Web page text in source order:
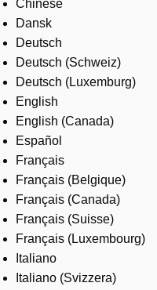
Services
About us
Where to buy
Contact us
Careers
Chinese
Dansk
Deutsch
Deutsch (Schweiz)
Deutsch (Luxemburg)
English
English (Canada)
Español
Français
Français (Belgique)
Français (Canada)
Français (Suisse)
Français (Luxembourg)
Italiano
Italiano (Svizzera)